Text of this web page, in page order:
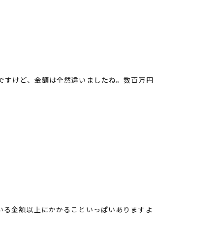
すけど、金額は全然違いましたね。数百万円
金額以上にかかることいっぱいありますよ